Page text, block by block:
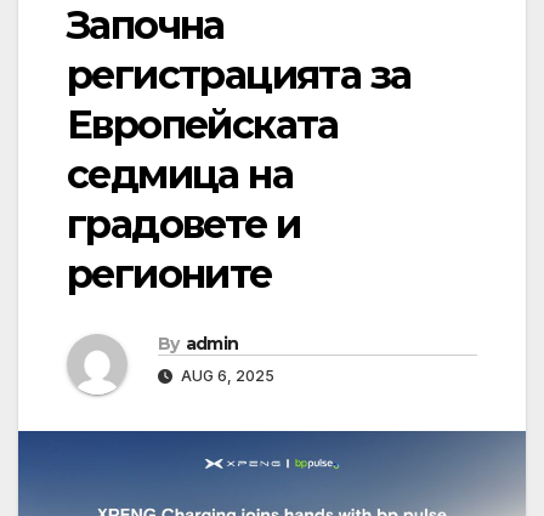
Започна
регистрацията за
Европейската
седмица на
градовете и
регионите
By admin
AUG 6, 2025